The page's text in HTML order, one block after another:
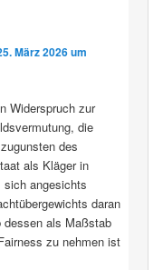
März 2026 um
Widerspruch zur
die
des
als Kläger in
sich angesichts
daran
dessen als Maßstab
zu nehmen ist